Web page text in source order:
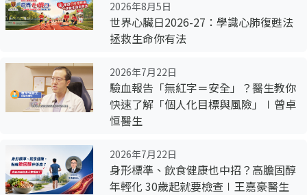
2026年8月5日
世界心臟日2026-27：學識心肺復甦法
拯救生命你有法
2026年7月22日
驗血報告「無紅字＝安全」？醫生教你
快速了解「個人化目標與風險」∣曾卓
恒醫生
2026年7月22日
身形標準、飲食健康也中招？高膽固醇
年輕化 30歲起就要檢查∣王嘉豪醫生